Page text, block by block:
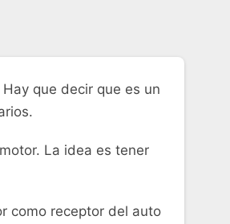
que decir que es un
La idea es tener
como receptor del auto